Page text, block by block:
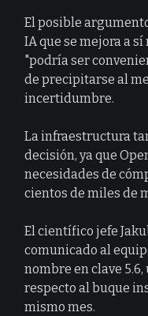
El posible
IA que se mejora a
"podría ser
de precipitarse al
incertidumbre.
La infraestructura
decisión, ya que
necesidades de
cientos de miles de
El científico jefe
comunicado al
nombre en clave
respecto al buque
mismo mes.